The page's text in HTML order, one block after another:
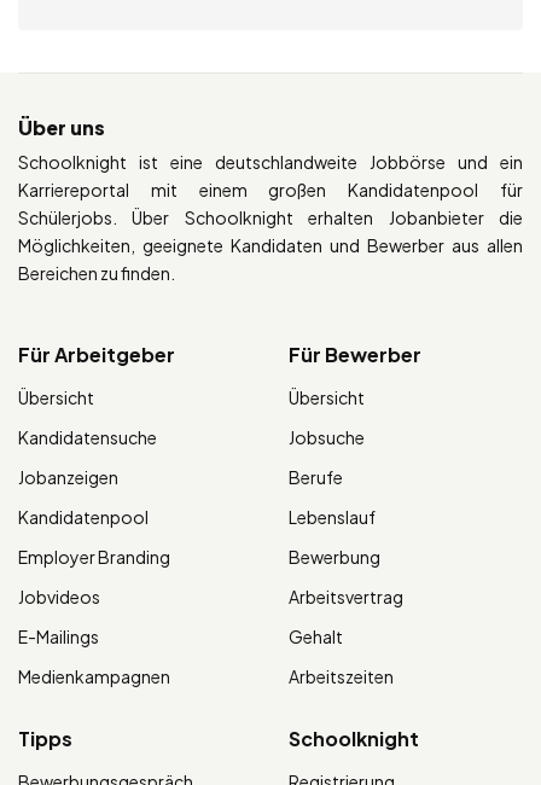
Über uns
Schoolknight ist eine deutschlandweite Jobbörse und ein
Karriereportal mit einem großen Kandidatenpool für
Schülerjobs. Über Schoolknight erhalten Jobanbieter die
Möglichkeiten, geeignete Kandidaten und Bewerber aus allen
Bereichen zu finden.
Für Arbeitgeber
Übersicht
Kandidatensuche
Jobanzeigen
Kandidatenpool
Employer Branding
Jobvideos
E-Mailings
Medienkampagnen
Für Bewerber
Übersicht
Jobsuche
Berufe
Lebenslauf
Bewerbung
Arbeitsvertrag
Gehalt
Arbeitszeiten
Tipps Schoolknight